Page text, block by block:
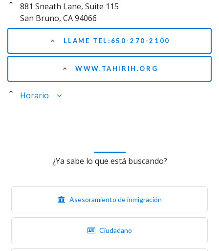
881 Sneath Lane, Suite 115
San Bruno, CA 94066
LLAME TEL:650-270-2100
WWW.TAHIRIH.ORG
Horario
¿Ya sabe lo que está buscando?
Asesoramiento de inmigración
Ciudadano